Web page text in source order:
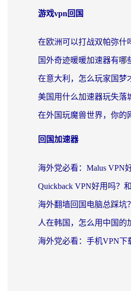
游戏vpn回国
回国加速器